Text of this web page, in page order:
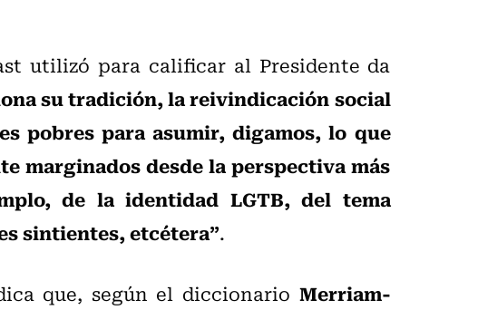
utilizó para calificar al Presidente da
su tradición, la reivindicación social
pobres para asumir, digamos, lo que
marginados desde la perspectiva más
de la identidad LGTB, del tema
sintientes, etcétera”.
que, según el diccionario Merriam-